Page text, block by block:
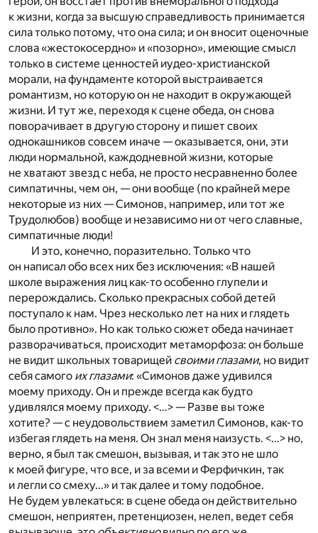
к жизни, когда за высшую справедливость принимается
сила только потому, что она сила; и он вносит оценочные
слова «жестокосердно» и «позорно», имеющие смысл
только в системе ценностей иудео-христианской
морали, на фундаменте которой выстраивается
романтизм, но которую он не находит в окружающей
жизни. И тут же, переходя к сцене обеда, он снова
поворачивает в другую сторону и пишет своих
однокашников совсем иначе — оказывается, они, эти
люди нормальной, каждодневной жизни, которые
не хватают звезд с неба, не просто несравненно более
симпатичны, чем он, — они вообще (по крайней мере
некоторые из них — Симонов, например, или тот же
Трудолюбов) вообще и независимо ни от чего славные,
симпатичные люди!
И это, конечно, поразительно. Только что
он написал обо всех них без исключения: «В нашей
школе выражения лиц как-то особенно глупели и
перерождались. Сколько прекрасных собой детей
поступало к нам. Чрез несколько лет на них и глядеть
было противно». Но как только сюжет обеда начинает
разворачиваться, происходит метаморфоза: он больше
не видит школьных товарищей своими глазами, но видит
себя самого их глазами: «Симонов даже удивился
моему приходу. Он и прежде всегда как будто
удивлялся моему приходу. <…> — Разве вы тоже
хотите? — с неудовольствием заметил Симонов, как-то
избегая глядеть на меня. Он знал меня наизусть. <…> но,
верно, я был так смешон, вызывая, и так это не шло
к моей фигуре, что все, и за всеми и Ферфичкин, так
и легли со смеху…» и так далее и тому подобное.
Не будем увлекаться: в сцене обеда он действительно
смешон, неприятен, претенциозен, нелеп, ведет себя